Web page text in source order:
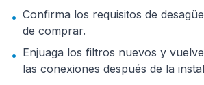
• Confirma los requisitos de
de comprar.
• Enjuaga los filtros nuevos y
las conexiones después de la